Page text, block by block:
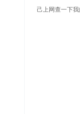
己上网查一下